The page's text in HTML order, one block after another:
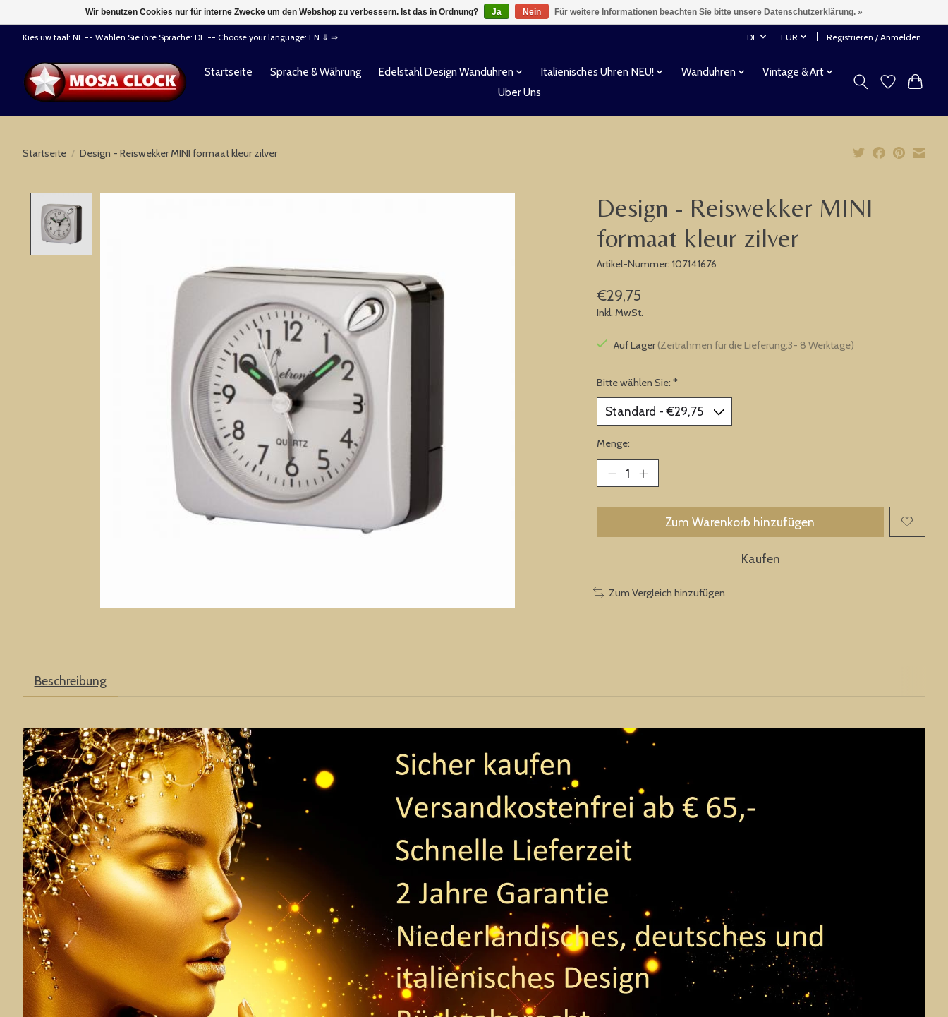
Kies uw taal: NL -- Wählen Sie ihre Sprache: DE -- Choose your language: EN ⇓ ⇒ DE EUR Registrieren / Anmelden
Startseite Sprache & Währung Edelstahl Design Wanduhren Italienisches Uhren NEU! Wanduhren
Vintage & Art
Uber Uns
Startseite / Design - Reiswekker MINI formaat kleur zilver
Design - Reiswekker MINI
formaat kleur zilver
Artikel-Nummer: 107141676
€29,75
Inkl. MwSt.
Auf Lager(Zeitrahmen für die Lieferung:3- 8 Werktage)
Bitte wählen Sie: *
Menge:
Zum Warenkorb hinzufügen
Kaufen
Zum Vergleich hinzufügen
Beschreibung
Wir benutzen Cookies nur für interne Zwecke um den Webshop zu verbessern. Ist das in Ordnung? Ja Nein Für weitere Informationen beachten Sie bitte unsere Datenschutzerklärung. »